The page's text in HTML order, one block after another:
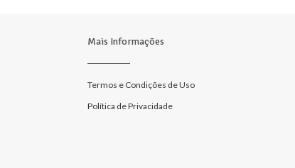
Mais Informações
Termos e Condições de Uso
Política de Privacidade